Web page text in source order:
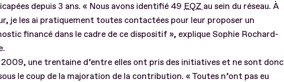
depuis 3 ans. « Nous avons identifié 49 EQZ au sein du réseau. À
je les ai pratiquement toutes contactées pour leur proposer un
financé dans le cadre de ce dispositif », explique Sophie Rochard-
une trentaine d’entre elles ont pris des initiatives et ne sont donc
le coup de la majoration de la contribution. « Toutes n’ont pas eu